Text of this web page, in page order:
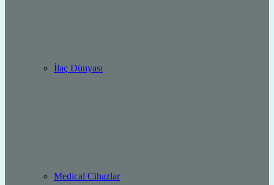
İlaç Dünyası
Medical Cihazlar